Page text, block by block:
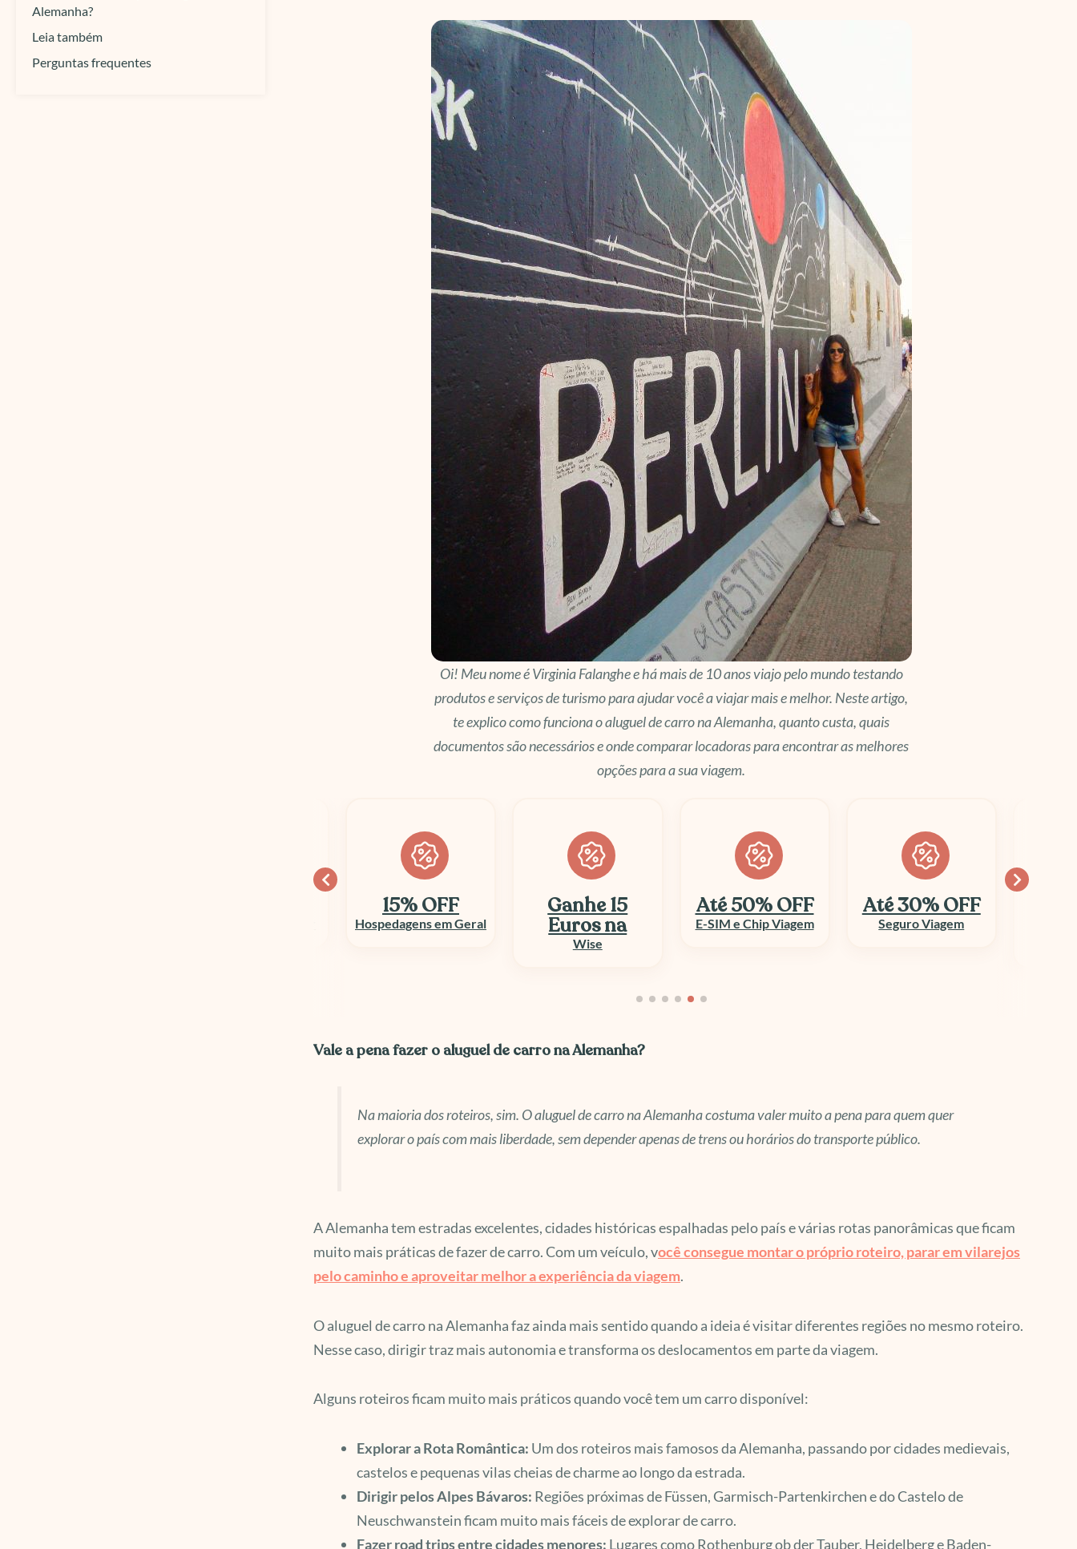
Alemanha?
Leia também
Perguntas frequentes
Oi! Meu nome é Virginia Falanghe e há mais de 10 anos viajo pelo mundo testando
produtos e serviços de turismo para ajudar você a viajar mais e melhor. Neste artigo,
te explico como funciona o aluguel de carro na Alemanha, quanto custa, quais
documentos são necessários e onde comparar locadoras para encontrar as melhores
opções para a sua viagem.
Ganhe 15
Euros na
Até 50% OFF
E-SIM e Chip Viagem
Até 30% OFF
Seguro Viagem
Economize
até 70%
Vale a pena fazer o aluguel de carro na Alemanha?
Na maioria dos roteiros, sim. O aluguel de carro na Alemanha costuma valer muito a pena para quem quer
explorar o país com mais liberdade, sem depender apenas de trens ou horários do transporte público.
A Alemanha tem estradas excelentes, cidades históricas espalhadas pelo país e várias rotas panorâmicas que ficam
muito mais práticas de fazer de carro. Com um veículo, você consegue montar o próprio roteiro, parar em vilarejos
pelo caminho e aproveitar melhor a experiência da viagem.
O aluguel de carro na Alemanha faz ainda mais sentido quando a ideia é visitar diferentes regiões no mesmo roteiro.
Nesse caso, dirigir traz mais autonomia e transforma os deslocamentos em parte da viagem.
Alguns roteiros ficam muito mais práticos quando você tem um carro disponível:
Explorar a Rota Romântica: Um dos roteiros mais famosos da Alemanha, passando por cidades medievais,
castelos e pequenas vilas cheias de charme ao longo da estrada.
Dirigir pelos Alpes Bávaros: Regiões próximas de Füssen, Garmisch-Partenkirchen e do Castelo de
Neuschwanstein ficam muito mais fáceis de explorar de carro.
Fazer road trips entre cidades menores: Lugares como Rothenburg ob der Tauber, Heidelberg e Baden-